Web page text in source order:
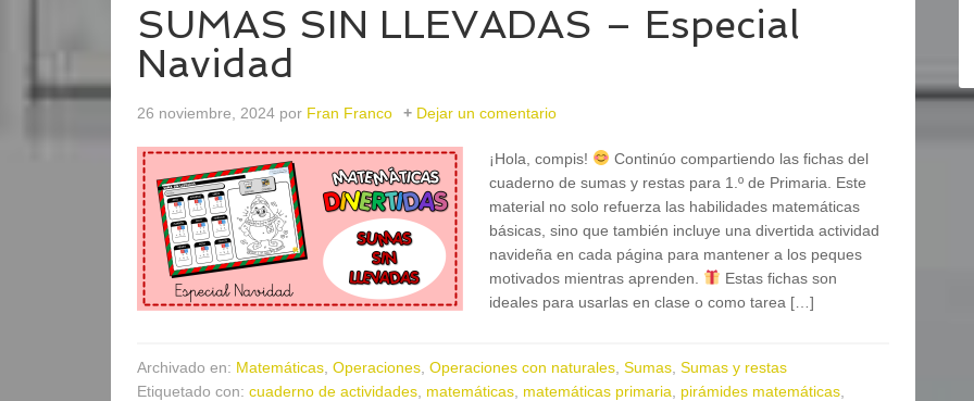
SUMAS SIN LLEVADAS – Especial
Navidad
26 noviembre, 2024 por Fran Franco Dejar un comentario
¡Hola, compis!
Continúo compartiendo las fichas del
cuaderno de sumas y restas para 1.º de Primaria. Este
material no solo refuerza las habilidades matemáticas
básicas, sino que también incluye una divertida actividad
navideña en cada página para mantener a los peques
motivados mientras aprenden.
Estas fichas son
ideales para usarlas en clase o como tarea […]
Archivado en: Matemáticas Operaciones Operaciones con naturales Sumas Sumas y restas
Etiquetado con: cuaderno de actividades matemáticas matemáticas primaria pirámides matemáticas